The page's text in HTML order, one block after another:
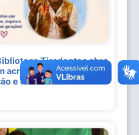
Tiradentes abre
acredita no poder das
e do conhecimento